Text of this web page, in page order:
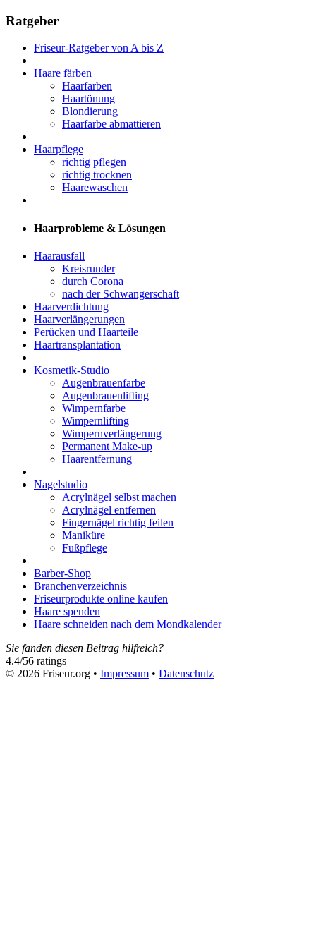
Ratgeber
Friseur-Ratgeber von A bis Z
Haare färben
Haarfarben
Haartönung
Blondierung
Haarfarbe abmattieren
Haarpflege
richtig pflegen
richtig trocknen
Haarewaschen
Haarprobleme & Lösungen
Haarausfall
Kreisrunder
durch Corona
nach der Schwangerschaft
Haarverdichtung
Haarverlängerungen
Perücken und Haarteile
Haartransplantation
Kosmetik-Studio
Augenbrauenfarbe
Augenbrauenlifting
Wimpernfarbe
Wimpernlifting
Wimpernverlängerung
Permanent Make-up
Haarentfernung
Nagelstudio
Acrylnägel selbst machen
Acrylnägel entfernen
Fingernägel richtig feilen
Maniküre
Fußpflege
Barber-Shop
Branchenverzeichnis
Friseurprodukte online kaufen
Haare spenden
Haare schneiden nach dem Mondkalender
Sie fanden diesen Beitrag hilfreich?
4.4/56 ratings
© 2026 Friseur.org • Impressum • Datenschutz